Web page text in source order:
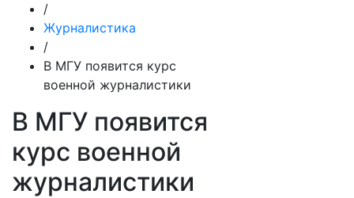
/
Журналистика
/
В МГУ появится курс
военной журналистики
В МГУ появится
курс военной
журналистики